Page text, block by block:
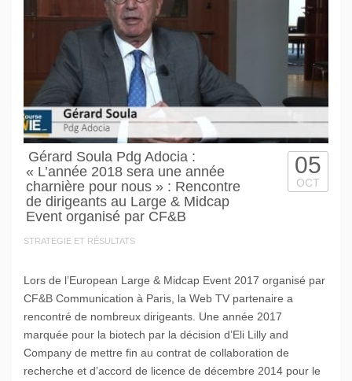
Gérard Soula Pdg Adocia :
« L’année 2018 sera une année
charnière pour nous » : Rencontre
de dirigeants au Large & Midcap
Event organisé par CF&B
STRATEGIE ET RÉSULTATS
05
OCT
Lors de l’European Large & Midcap Event 2017 organisé par
CF&B Communication à Paris, la Web TV partenaire a
rencontré de nombreux dirigeants. Une année 2017
marquée pour la biotech par la décision d’Eli Lilly and
Company de mettre fin au contrat de collaboration de
recherche et d’accord de licence de décembre 2014 pour le